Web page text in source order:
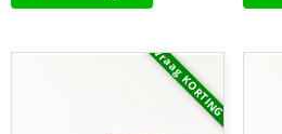
Vraag KORTING